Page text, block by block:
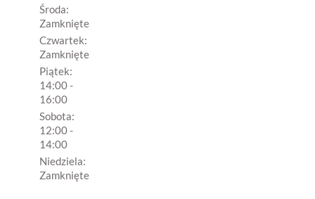
Środa:
Zamknięte
Czwartek:
Zamknięte
Piątek:
14:00 -
16:00
Sobota:
12:00 -
14:00
Niedziela:
Zamknięte